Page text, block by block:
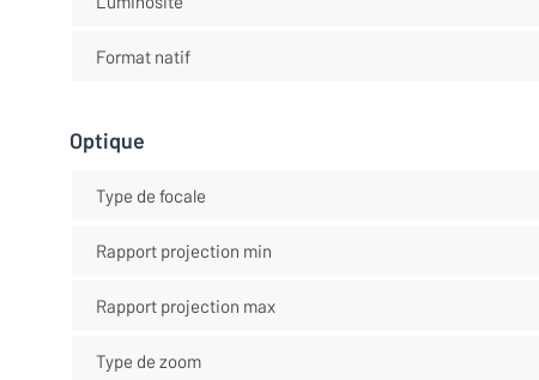
Format natif
Optique
Type de focale
Rapport projection min
Rapport projection max
Type de zoom